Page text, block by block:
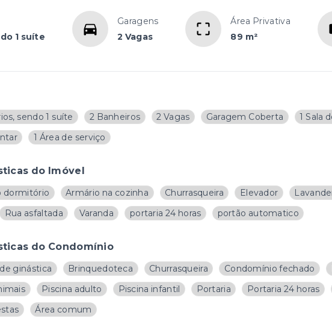
1 suíte
Garagens
2 Vagas
Área Privativa
89 m²
sendo 1 suíte 2 Banheiros 2 Vagas Garagem Coberta 1 Sala
1 Área de serviço
do Imóvel
dormitório Armário na cozinha Churrasqueira Elevador
Rua asfaltada Varanda portaria 24 horas portão automatico
do Condomínio
ginástica Brinquedoteca Churrasqueira Condomínio fechado
Piscina adulto Piscina infantil Portaria Portaria 24 horas
Área comum